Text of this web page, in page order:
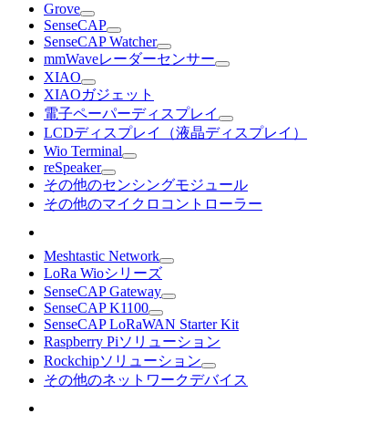
Grove
SenseCAP
SenseCAP Watcher
mmWaveレーダーセンサー
XIAO
XIAOガジェット
電子ペーパーディスプレイ
LCDディスプレイ（液晶ディスプレイ）
Wio Terminal
reSpeaker
その他のセンシングモジュール
その他のマイクロコントローラー
Meshtastic Network
LoRa Wioシリーズ
SenseCAP Gateway
SenseCAP K1100
SenseCAP LoRaWAN Starter Kit
Raspberry Piソリューション
Rockchipソリューション
その他のネットワークデバイス